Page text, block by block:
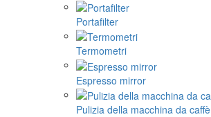
Portafilter
Termometri
Espresso mirror
Pulizia della macchina da caffè